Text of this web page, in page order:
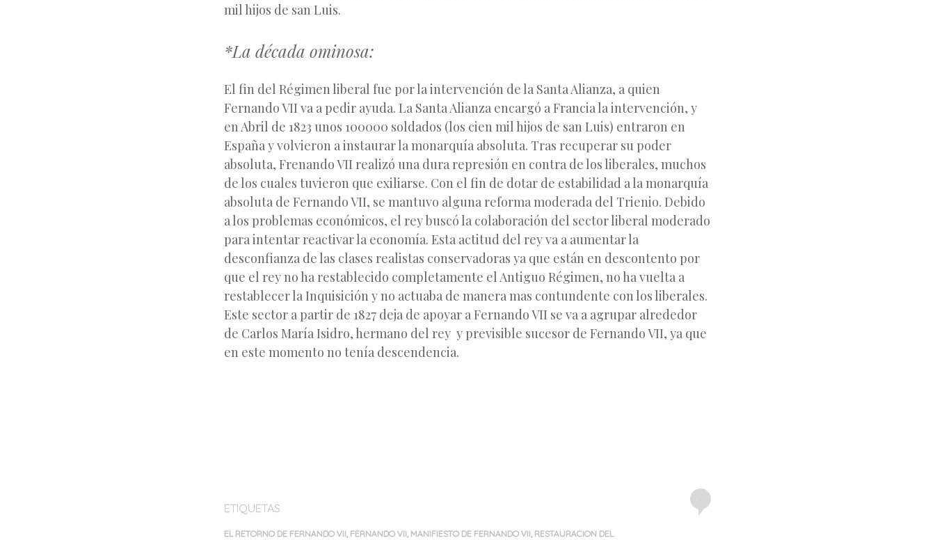
mil hijos de san Luis.
*La década ominosa:
El fin del Régimen liberal fue por la intervención de la Santa Alianza, a quien
Fernando VII va a pedir ayuda. La Santa Alianza encargó a Francia la intervención, y
en Abril de 1823 unos 100000 soldados (los cien mil hijos de san Luis) entraron en
España y volvieron a instaurar la monarquía absoluta. Tras recuperar su poder
absoluta, Frenando VII realizó una dura represión en contra de los liberales, muchos
de los cuales tuvieron que exiliarse. Con el fin de dotar de estabilidad a la monarquía
absoluta de Fernando VII, se mantuvo alguna reforma moderada del Trienio. Debido
a los problemas económicos, el rey buscó la colaboración del sector liberal moderado
para intentar reactivar la economía. Esta actitud del rey va a aumentar la
desconfianza de las clases realistas conservadoras ya que están en descontento por
que el rey no ha restablecido completamente el Antiguo Régimen, no ha vuelta a
restablecer la Inquisición y no actuaba de manera mas contundente con los liberales.
Este sector a partir de 1827 deja de apoyar a Fernando VII se va a agrupar alrededor
de Carlos María Isidro, hermano del rey y previsible sucesor de Fernando VII, ya que
en este momento no tenía descendencia.
ETIQUETAS
EL RETORNO DE FERNANDO VII, FERNANDO VII, MANIFIESTO DE FERNANDO VII, RESTAURACION DEL